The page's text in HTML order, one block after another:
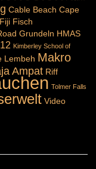
Cable Beach Cape
Fiji Fisch
Grundeln HMAS
Kimberley School of
Lembeh Makro
Ampat Riff
Tolmer Falls
Video